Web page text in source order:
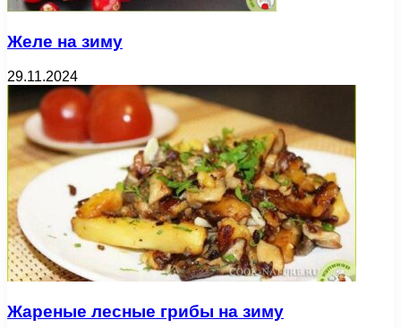
Желе на зиму
29.11.2024
Жареные лесные грибы на зиму